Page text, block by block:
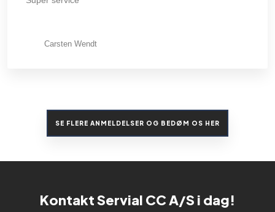
Carsten Wendt
SE FLERE ANMELDELSER OG BEDØM OS HER​
Kontakt Servial CC A/S i dag!